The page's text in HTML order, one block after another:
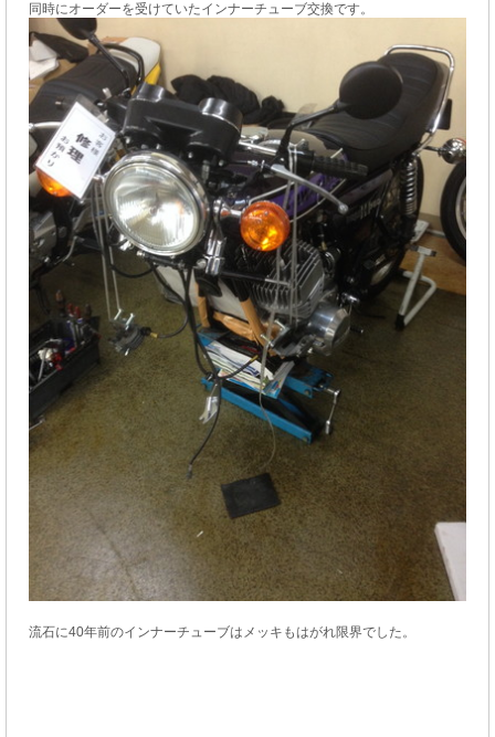
同時にオーダーを受けていたインナーチューブ交換です。
流石に40年前のインナーチューブはメッキもはがれ限界でした。